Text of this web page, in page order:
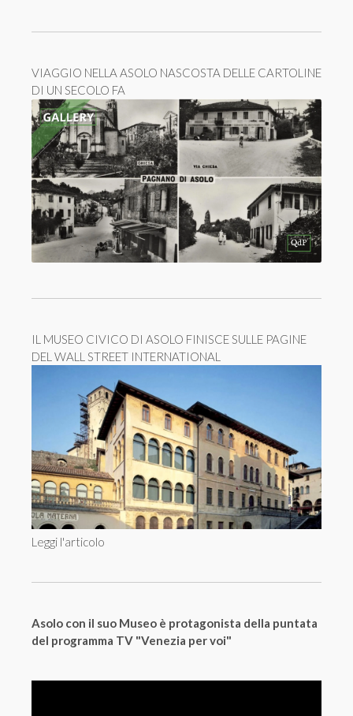
VIAGGIO NELLA ASOLO NASCOSTA DELLE CARTOLINE
DI UN SECOLO FA
IL MUSEO CIVICO DI ASOLO FINISCE SULLE PAGINE
DEL WALL STREET INTERNATIONAL
Leggi l'articolo
Asolo con il suo Museo è protagonista della puntata
del programma TV "Venezia per voi"